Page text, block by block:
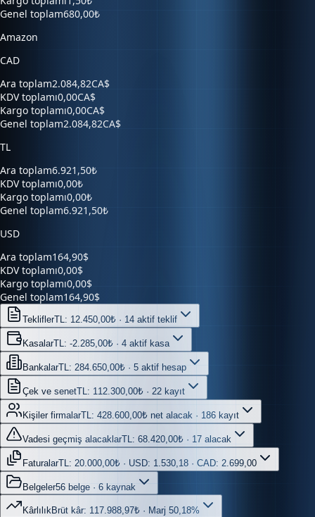
Amazon
CAD
Ara toplam
Kargo toplamı0,00CA$
Genel toplam2.084,82CA$
TL
Ara toplam
Kargo toplamı0,00₺
Genel toplam6.921,50₺
USD
Ara toplam
Kargo toplamı0,00$
Genel toplam164,90$
TekliflerTL: 12.450,00₺ · 14 aktif teklif
KasalarTL: -2.285,00₺ · 4 aktif kasa
Bankalar TL: 284.650,00₺ · 5 aktif hesap
Çek ve senetTL: 112.300,00₺ · 22 kayıt
Kişiler firmalar TL: 428.600,00₺ net alacak · 186 kayıt
Vadesi geçmiş alacaklarTL: 68.420,00₺ · 17 alacak
FaturalarTL: 20.000,00₺ · USD: 1.530,18 · CAD: 2.699,00
Belgeler56 belge · 6 kaynak
KârlılıkBrüt kâr: 117.988,97₺ · Marj 50,18%
Para birimine göre genel toplamlar